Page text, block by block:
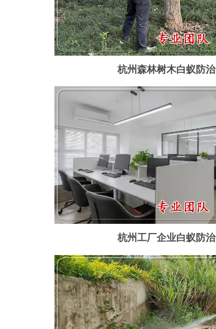
杭州森林树木白蚁防治
杭州工厂企业白蚁防治